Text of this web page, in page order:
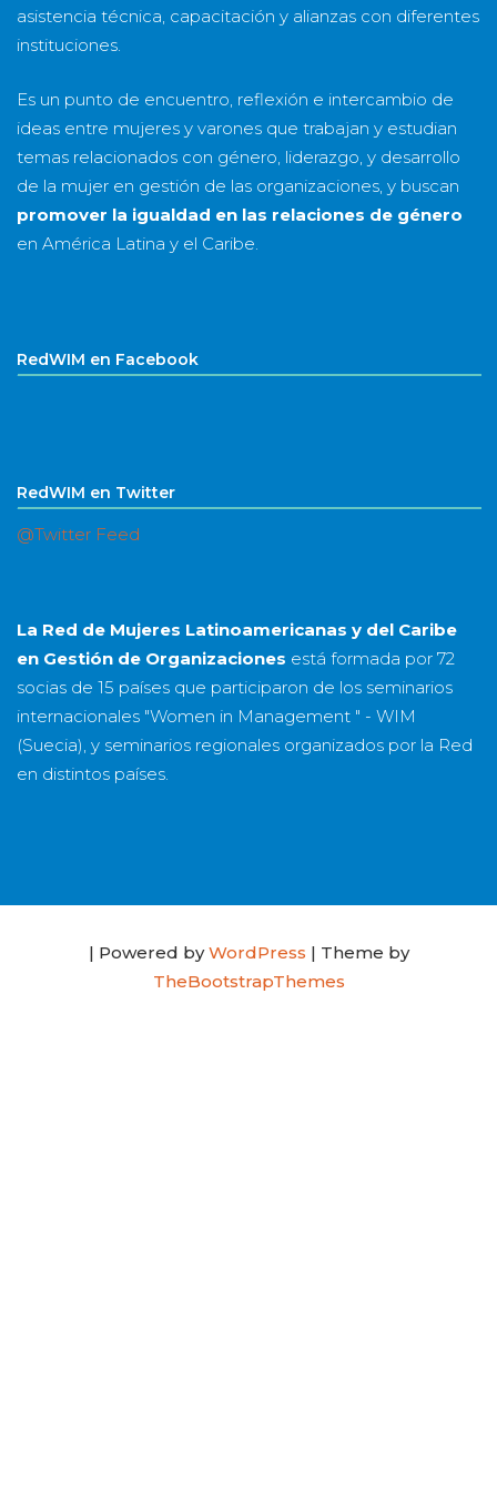
asistencia técnica, capacitación y alianzas con diferentes
instituciones.
Es un punto de encuentro, reflexión e intercambio de
ideas entre mujeres y varones que trabajan y estudian
temas relacionados con género, liderazgo, y desarrollo
de la mujer en gestión de las organizaciones, y buscan
promover la igualdad en las relaciones de género
en América Latina y el Caribe.
RedWIM en Facebook
RedWIM en Twitter
@Twitter Feed
La Red de Mujeres Latinoamericanas y del Caribe
en Gestión de Organizaciones está formada por 72
socias de 15 países que participaron de los seminarios
internacionales "Women in Management " - WIM
(Suecia), y seminarios regionales organizados por la Red
en distintos países.
| Powered byWordPress | Theme by
TheBootstrapThemes